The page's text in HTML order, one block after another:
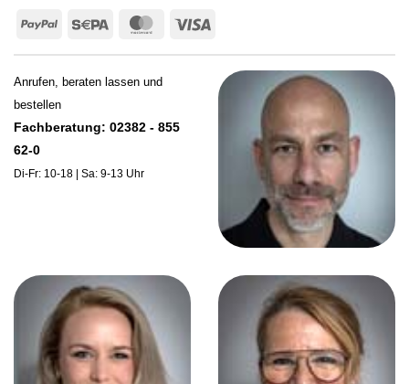
PayPal Sepa MasterCard
Visa
Anrufen, beraten lassen und
bestellen
Fachberatung: 02382 - 855
62-0
Di-Fr: 10-18 | Sa: 9-13 Uhr